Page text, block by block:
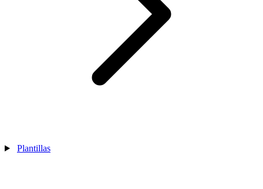
Plantillas